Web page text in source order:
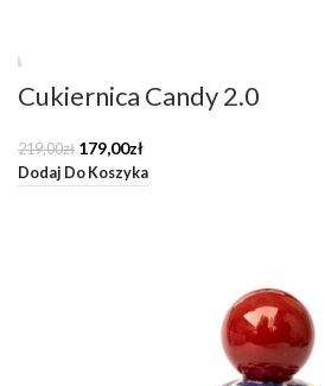
Cukiernica Candy 2.0
219,00zł Pierwotna
cena
wynosiła:
179,00złAktualna
cena
wynosi:
Dodaj Do Koszyka